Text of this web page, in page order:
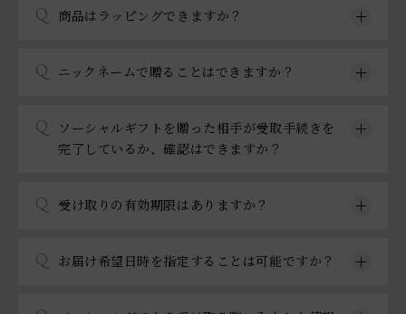
Q 商品はラッピングできますか？
Q ニックネームで贈ることはできますか？
Q
ソーシャルギフトを贈った相手が受取手続きを
完了しているか、確認はできますか？
Q 受け取りの有効期限はありますか？
Q お届け希望日時を指定することは可能ですか？